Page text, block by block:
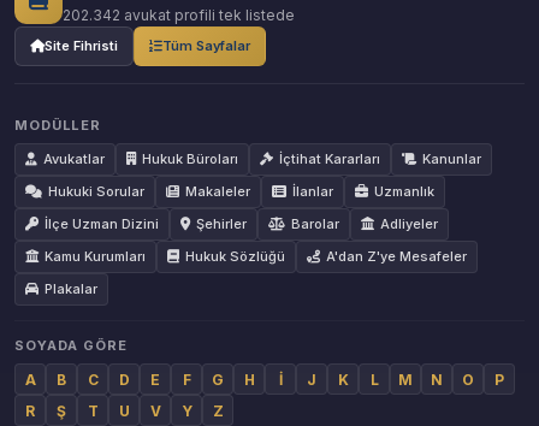
202.342 avukat profili tek listede
Site Fihristi Tüm Sayfalar
MODÜLLER
Avukatlar
Hukuk Büroları İçtihat Kararları
Kanunlar
Hukuki Sorular
Makaleler İlanlar
Uzmanlık
İlçe Uzman Dizini
Şehirler Barolar
Adliyeler
Kamu Kurumları
Hukuk Sözlüğü
A'dan Z'ye Mesafeler
Plakalar
SOYADA GÖRE
A B C D E F G H İ J K L M N O
P
R
Ş T U V Y Z